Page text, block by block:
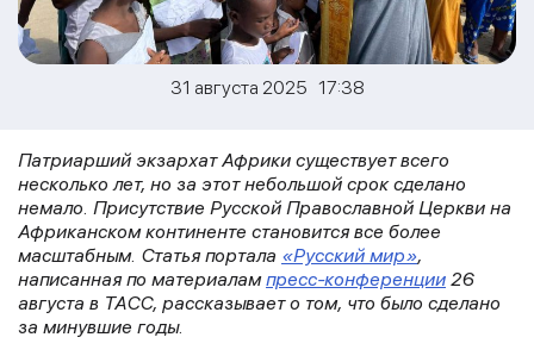
31 августа 2025 17:38
Патриарший экзархат Африки существует всего
несколько лет, но за этот небольшой срок сделано
немало. Присутствие Русской Православной Церкви на
Африканском континенте становится все более
масштабным. Статья портала «Русский мир»,
написанная по материалампресс-конференции 26
августа в ТАСС, рассказывает о том, что было сделано
за минувшие годы.